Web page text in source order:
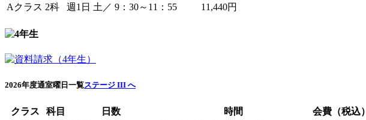
Aクラス 2科 週1日 土／ 9：30～11：55 11,440円
2026年度通室曜日一覧ステージ III へ
クラス 科目 日数 時間 会費（税込）